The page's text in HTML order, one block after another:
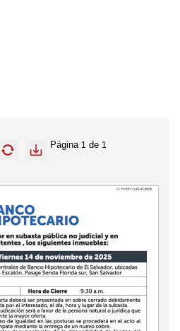
Página 1 de 1